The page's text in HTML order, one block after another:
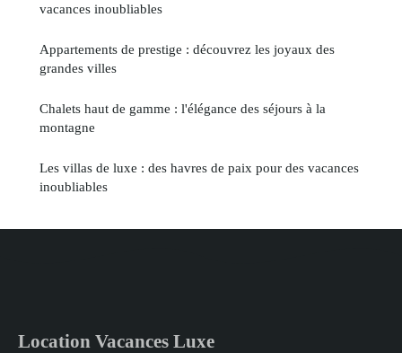
vacances inoubliables
Appartements de prestige : découvrez les joyaux des
grandes villes
Chalets haut de gamme : l'élégance des séjours à la
montagne
Les villas de luxe : des havres de paix pour des vacances
inoubliables
Location Vacances Luxe